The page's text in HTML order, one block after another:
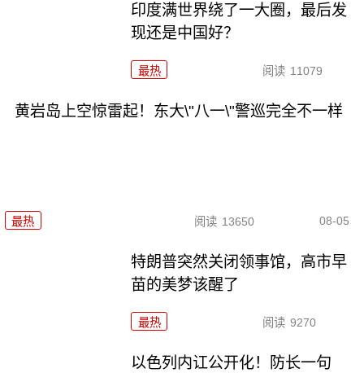
印度满世界绕了一大圈，最后发
现还是中国好？
最热 阅读 11079
黄岩岛上空惊雷起！东大\"八一\"警巡完全不一样
最热 阅读 13650 08-05
特朗普突然关闭领事馆，高市早
苗的美梦该醒了
最热 阅读 9270
以色列内讧公开化！防长一句